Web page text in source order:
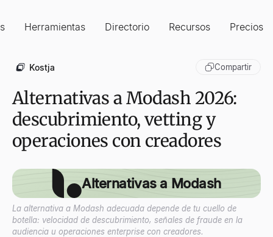
Herramientas Directorio Recursos Precios
Kostja Compartir
Alternativas a Modash 2026:
descubrimiento, vetting y
operaciones con creadores
Alternativas a Modash
La alternativa a Modash adecuada depende de tu cuello de
botella: velocidad de descubrimiento, señales de fraude en la
audiencia u operaciones enterprise con creadores.